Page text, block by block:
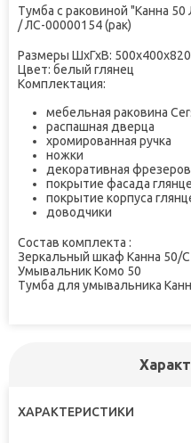
Тумба с раковиной "Канна
/ ЛС-00000154 (рак)
Размеры ШxГхВ:
Цвет: белый глянец
Комплектация:
мебельная раковина
распашная дверца
хромированная ручка
ножки
декоративная
покрытие фасада
покрытие корпуса
доводчики
Состав комплекта :
Зеркальный шкаф Канна 50/
Умывальник Комо 50
Тумба для умывальника
ХАРАКТЕРИСТИКИ